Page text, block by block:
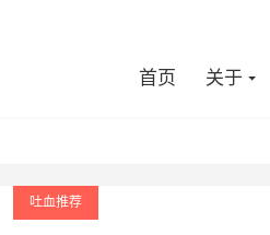
首页 关于
吐血推荐